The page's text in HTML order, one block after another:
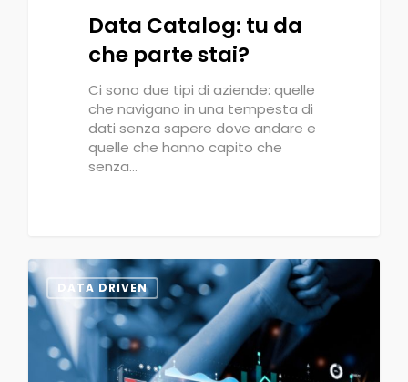
Data Catalog: tu da
che parte stai?
Ci sono due tipi di aziende: quelle
che navigano in una tempesta di
dati senza sapere dove andare e
quelle che hanno capito che
senza…
DATA DRIVEN